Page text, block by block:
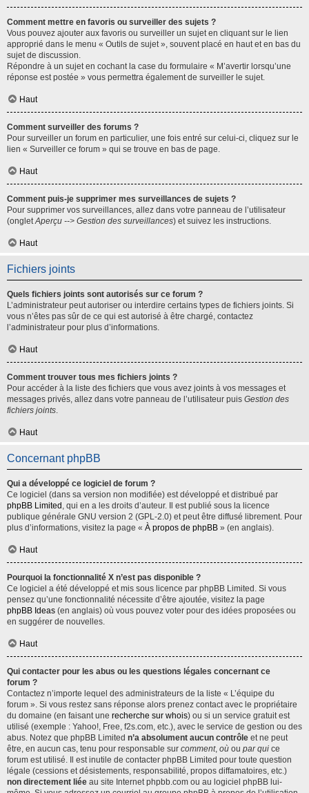
Comment mettre en favoris ou surveiller des sujets ?
Vous pouvez ajouter aux favoris ou surveiller un sujet en cliquant sur le lien
approprié dans le menu « Outils de sujet », souvent placé en haut et en bas du
sujet de discussion.
Répondre à un sujet en cochant la case du formulaire « M’avertir lorsqu’une
réponse est postée » vous permettra également de surveiller le sujet.
Haut
Comment surveiller des forums ?
Pour surveiller un forum en particulier, une fois entré sur celui-ci, cliquez sur le
lien « Surveiller ce forum » qui se trouve en bas de page.
Haut
Comment puis-je supprimer mes surveillances de sujets ?
Pour supprimer vos surveillances, allez dans votre panneau de l’utilisateur
(ongletAperçu --> Gestion des surveillances) et suivez les instructions.
Haut
Fichiers joints
Quels fichiers joints sont autorisés sur ce forum ?
L’administrateur peut autoriser ou interdire certains types de fichiers joints. Si
vous n’êtes pas sûr de ce qui est autorisé à être chargé, contactez
l’administrateur pour plus d’informations.
Haut
Comment trouver tous mes fichiers joints ?
Pour accéder à la liste des fichiers que vous avez joints à vos messages et
messages privés, allez dans votre panneau de l’utilisateur puis Gestion des
fichiers joints.
Haut
Concernant phpBB
Qui a développé ce logiciel de forum ?
Ce logiciel (dans sa version non modifiée) est développé et distribué par
phpBB Limited , qui en a les droits d’auteur. Il est publié sous la licence
publique générale GNU version 2 (GPL-2.0) et peut être diffusé librement. Pour
plus d’informations, visitez la page « À propos de phpBB » (en anglais).
Haut
Pourquoi la fonctionnalité X n’est pas disponible ?
Ce logiciel a été développé et mis sous licence par phpBB Limited. Si vous
pensez qu’une fonctionnalité nécessite d’être ajoutée, visitez la page
phpBB Ideas (en anglais) où vous pouvez voter pour des idées proposées ou
en suggérer de nouvelles.
Haut
Qui contacter pour les abus ou les questions légales concernant ce
forum ?
Contactez n’importe lequel des administrateurs de la liste « L’équipe du
forum ». Si vous restez sans réponse alors prenez contact avec le propriétaire
du domaine (en faisant une recherche sur whois) ou si un service gratuit est
utilisé (exemple : Yahoo!, Free, f2s.com, etc.), avec le service de gestion ou des
abus. Notez que phpBB Limited n’a absolument aucun contrôle et ne peut
être, en aucun cas, tenu pour responsable sur comment, où ou par qui ce
forum est utilisé. Il est inutile de contacter phpBB Limited pour toute question
légale (cessions et désistements, responsabilité, propos diffamatoires, etc.)
non directement liée au site Internet phpbb.com ou au logiciel phpBB lui-